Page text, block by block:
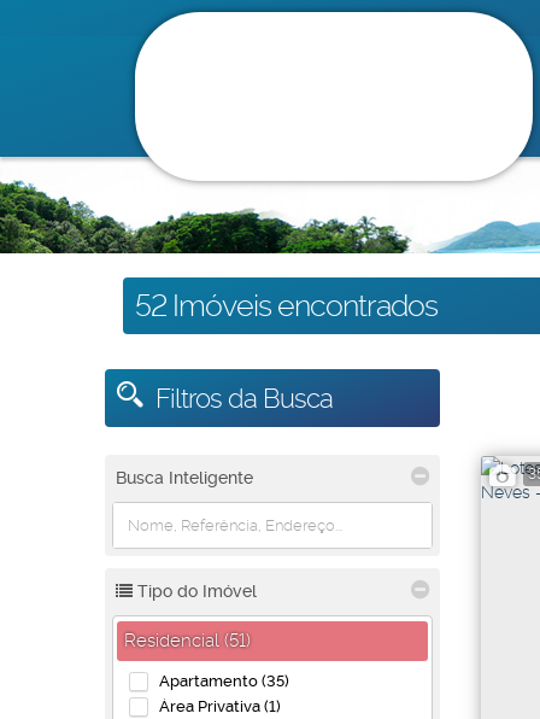
52 Imóveis encontrados
Filtros da Busca
Busca Inteligente
Tipo do Imóvel
Residencial (51)
Apartamento (35)
Área Privativa (1)